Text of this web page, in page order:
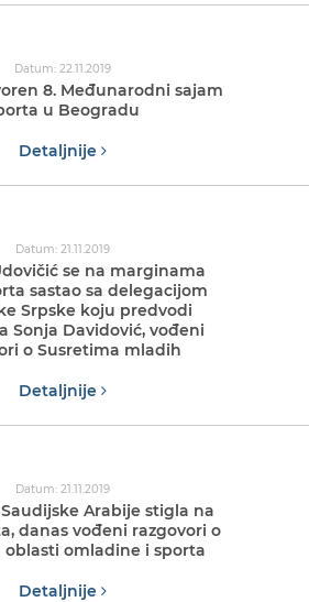
Datum: 22.11.2019
8. Međunarodni sajam
u Beogradu
Detaljnije
Datum: 21.11.2019
se na marginama
sastao sa delegacijom
Srpske koju predvodi
Sonja Davidović, vođeni
o Susretima mladih
Detaljnije
Datum: 21.11.2019
Arabije stigla na
danas vođeni razgovori o
oblasti omladine i sporta
Detaljnije